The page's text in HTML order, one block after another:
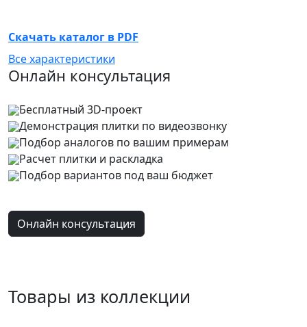
Скачать каталог в PDF
Все характеристики
Онлайн консультация
Бесплатный 3D-проект
Демонстрация плитки по видеозвонку
Подбор аналогов по вашим примерам
Расчет плитки и раскладка
Подбор вариантов под ваш бюджет
Онлайн консультация
Товары из коллекции